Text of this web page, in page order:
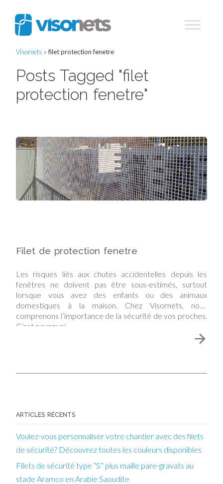
Visornets »filet protection fenetre
Posts Tagged "filet
protection fenetre"
Filet de protection fenetre
Les risques liés aux chutes accidentelles depuis les
fenêtres ne doivent pas être sous-estimés, surtout
lorsque vous avez des enfants ou des animaux
domestiques à la maison. Chez Visornets, nous
comprenons l’importance de la sécurité de vos proches.
C’est pourquoi…
ARTICLES RÉCENTS
Voulez-vous personnaliser votre chantier avec des filets
de sécurité? Découvrez toutes les couleurs disponibles
Filets de sécurité type “S” plus maille pare-gravats au
stade Aramco en Arabie Saoudite